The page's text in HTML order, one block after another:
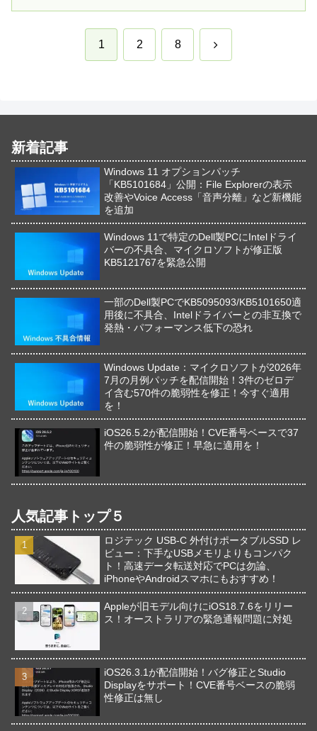
1 2 8 次
新着記事
Windows 11 オプションパッチ
「KB5101684」公開：File Explorerの表示
改善やVoice Access「音声分離」など新機能
を追加
Windows 11で特定のDell製PCにIntelドライ
バーの不具合、マイクロソフトが修正版
KB5121767を緊急公開
一部のDell製PCでKB5095093/KB5101650適
用後に不具合、Intelドライバーとの非互換で
発熱・パフォーマンス低下の恐れ
Windows Update：マイクロソフトが2026年
7月の月例パッチを配信開始！3件のゼロデ
イ含む570件の脆弱性を修正！今すぐ適用
を！
iOS26.5.2が配信開始！CVE番号ベースで37
件の脆弱性が修正！早急に適用を！
人気記事トップ５
ロジテック USB-C 外付けポータブルSSD レ
ビュー：下手なUSBメモリよりもコンパク
ト！高速データ転送対応でPCは勿論、
iPhoneやAndroidスマホにもおすすめ！
Appleが旧モデル向けにiOS18.7.6をリリー
ス！オーストラリアの緊急通報問題に対処
iOS26.3.1が配信開始！バグ修正とStudio
Displayをサポート！CVE番号ベースの脆弱
性修正は無し